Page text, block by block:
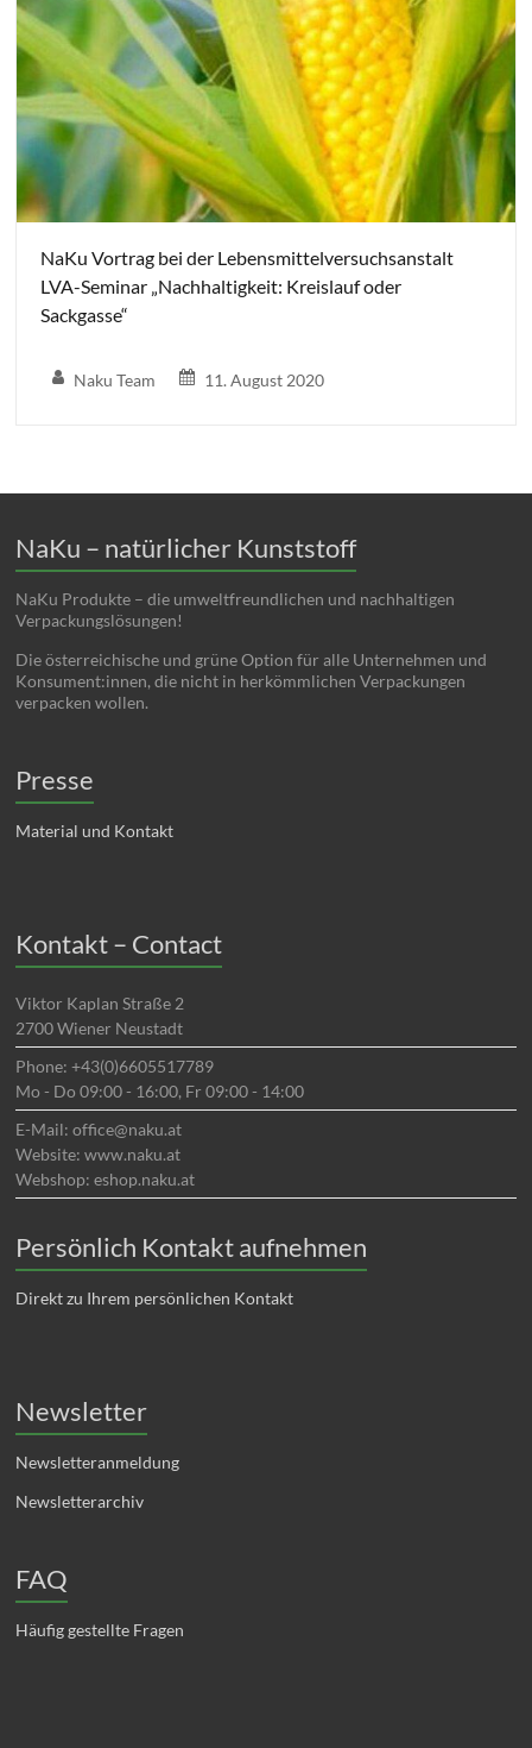
NaKu Vortrag bei der Lebensmittelversuchsanstalt
LVA-Seminar „Nachhaltigkeit: Kreislauf oder
Sackgasse“
Naku Team 11. August 2020
NaKu – natürlicher Kunststoff
NaKu Produkte – die umweltfreundlichen und nachhaltigen
Verpackungslösungen!
Die österreichische und grüne Option für alle Unternehmen und
Konsument:innen, die nicht in herkömmlichen Verpackungen
verpacken wollen.
Presse
Material und Kontakt
Kontakt – Contact
Viktor Kaplan Straße 2
2700 Wiener Neustadt
Phone: +43(0)6605517789
Mo - Do 09:00 - 16:00, Fr 09:00 - 14:00
E-Mail: office@naku.at
Website: www.naku.at
Webshop: eshop.naku.at
Persönlich Kontakt aufnehmen
Direkt zu Ihrem persönlichen Kontakt
Newsletter
Newsletteranmeldung
Newsletterarchiv
FAQ
Häufig gestellte Fragen